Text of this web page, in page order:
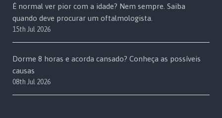
É normal ver pior com a idade? Nem sempre. Saiba
quando deve procurar um oftalmologista.
15th Jul 2026
Dorme 8 horas e acorda cansado? Conheça as possíveis
causas
08th Jul 2026